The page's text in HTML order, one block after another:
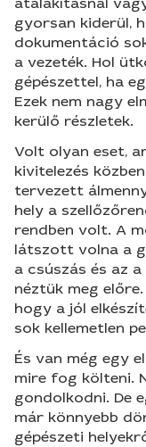
gyorsan kiderül,
dokumentáció
a vezeték. Hol
gépészettel, ha
Ezek nem nagy
kerülő részletek.
Volt olyan eset,
kivitelezés
tervezett
hely a
rendben volt. A
látszott volna a
a csúszás és az
néztük meg
hogy a jól
sok kellemetlen
És van még egy
mire fog költeni.
gondolkodni. De
már könnyebb
gépészeti